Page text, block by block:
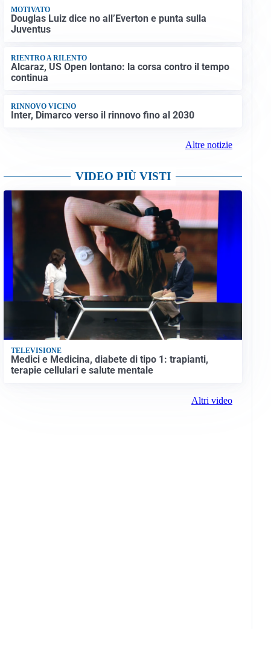
MOTIVATO
Douglas Luiz dice no all’Everton e punta sulla
Juventus
RIENTRO A RILENTO
Alcaraz, US Open lontano: la corsa contro il tempo
continua
RINNOVO VICINO
Inter, Dimarco verso il rinnovo fino al 2030
Altre notizie
VIDEO PIÙ VISTI
TELEVISIONE
Medici e Medicina, diabete di tipo 1: trapianti,
terapie cellulari e salute mentale
Altri video